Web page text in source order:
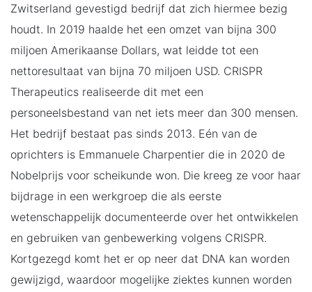
Zwitserland gevestigd bedrijf dat zich hiermee bezig
houdt. In 2019 haalde het een omzet van bijna 300
miljoen Amerikaanse Dollars, wat leidde tot een
nettoresultaat van bijna 70 miljoen USD. CRISPR
Therapeutics realiseerde dit met een
personeelsbestand van net iets meer dan 300 mensen.
Het bedrijf bestaat pas sinds 2013. Eén van de
oprichters is Emmanuele Charpentier die in 2020 de
Nobelprijs voor scheikunde won. Die kreeg ze voor haar
bijdrage in een werkgroep die als eerste
wetenschappelijk documenteerde over het ontwikkelen
en gebruiken van genbewerking volgens CRISPR.
Kortgezegd komt het er op neer dat DNA kan worden
gewijzigd, waardoor mogelijke ziektes kunnen worden